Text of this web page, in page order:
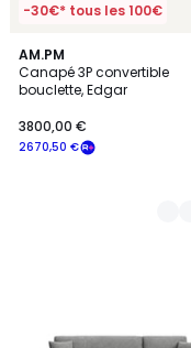
-30€* tous les 100€
AM.PM
Canapé 3P convertible
bouclette, Edgar
2670,50 €
3800,00 €
2
Couleurs